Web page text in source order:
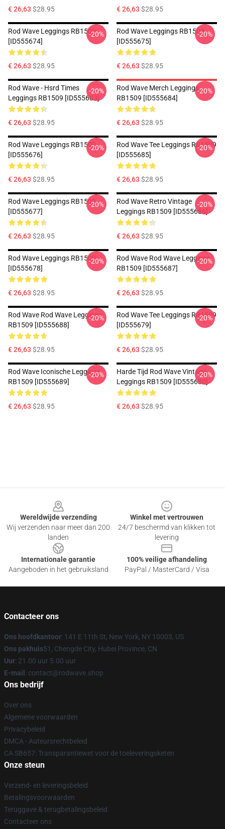
€ 26,63 $28.95 € 26,63 $28.95
Rod Wave Leggings RB1509
[ID555674]
€ 26,63 $28.95
-20%
Rod Wave Leggings RB1509
[ID555675]
€ 26,63 $28.95
-20%
Rod Wave - Hsrd Times
Leggings RB1509 [ID555683]
€ 26,63 $28.95
-20%
Rod Wave Merch Leggings
RB1509 [ID555684]
€ 26,63 $28.95
-20%
Rod Wave Leggings RB1509
[ID555676]
€ 26,63 $28.95
-20%
Rod Wave Tee Leggings RB1509
[ID555685]
€ 26,63 $28.95
-20%
Rod Wave Leggings RB1509
[ID555677]
€ 26,63 $28.95
-20%
Rod Wave Retro Vintage
Leggings RB1509 [ID555686]
€ 26,63 $28.95
-20%
Rod Wave Leggings RB1509
[ID555678]
€ 26,63 $28.95
-20%
Rod Wave Rod Wave Leggings
RB1509 [ID555687]
€ 26,63 $28.95
-20%
Rod Wave Rod Wave Leggings
RB1509 [ID555688]
€ 26,63 $28.95
-20%
Rod Wave Tee Leggings RB1509
[ID555679]
€ 26,63 $28.95
-20%
Rod Wave Iconische Leggings
RB1509 [ID555689]
€ 26,63 $28.95
-20%
Harde Tijd Rod Wave Vintage
Leggings RB1509 [ID555680]
€ 26,63 $28.95
-20%
Wereldwijde verzending
Wij verzenden naar meer dan 200
landen
Winkel met vertrouwen
24/7 beschermd van klikken tot
levering
Internationale garantie
Aangeboden in het gebruiksland
100% veilige afhandeling
PayPal / MasterCard / Visa
Contacteer ons
Ons hoofdkantoor: 141 E 11th St, New York, NY 10003, US
Ons pakhuis51, Chengde City, Hubei Province, CN
Uur: 21.00 uur 5.00 uur
E-mail : contact@rodwave.shop
Ons bedrijf
Over ons
Algemene voorwaarden
Privacybeleid
DMCA - Auteursrechtbeleid
CA SB657: Transparantiewet voor de toeleveringsketen
Onze steun
Verzend- en leveringsbeleid
Betalingsvoorwaarden
Teruggave & terugbetalingsbeleid
Contacteer ons